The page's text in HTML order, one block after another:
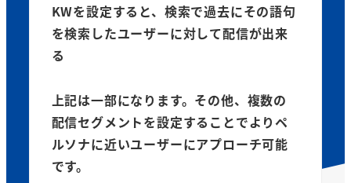
KWを設定すると、検索で過去にその語句
を検索したユーザーに対して配信が出来
る
上記は一部になります。その他、複数の
配信セグメントを設定することでよりペ
ルソナに近いユーザーにアプローチ可能
です。